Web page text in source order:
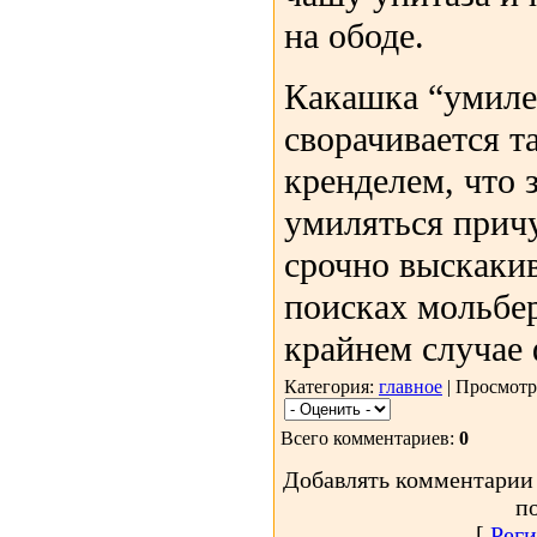
на ободе.
Какашка
сворачивается
кренделем, что
умиляться
срочно
поисках
крайнем случае
Категория: главное |
Всего комментариев: 0
Добавлять